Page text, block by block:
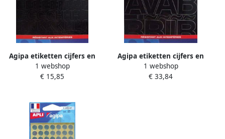
Agipa etiketten cijfers en
letters letterhoogte 20 mm
184 letters
1 webshop
€ 15,85
Agipa etiketten cijfers en
letters letterhoogte 47 mm
261 letters
1 webshop
€ 33,84